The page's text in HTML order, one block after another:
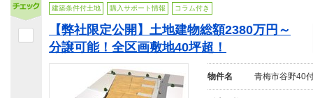
建築条件付土地 購入サポート情報 コラム付き
【弊社限定公開】土地建物総額2380万円～
分譲可能！全区画敷地40坪超！
物件名 青梅市谷野